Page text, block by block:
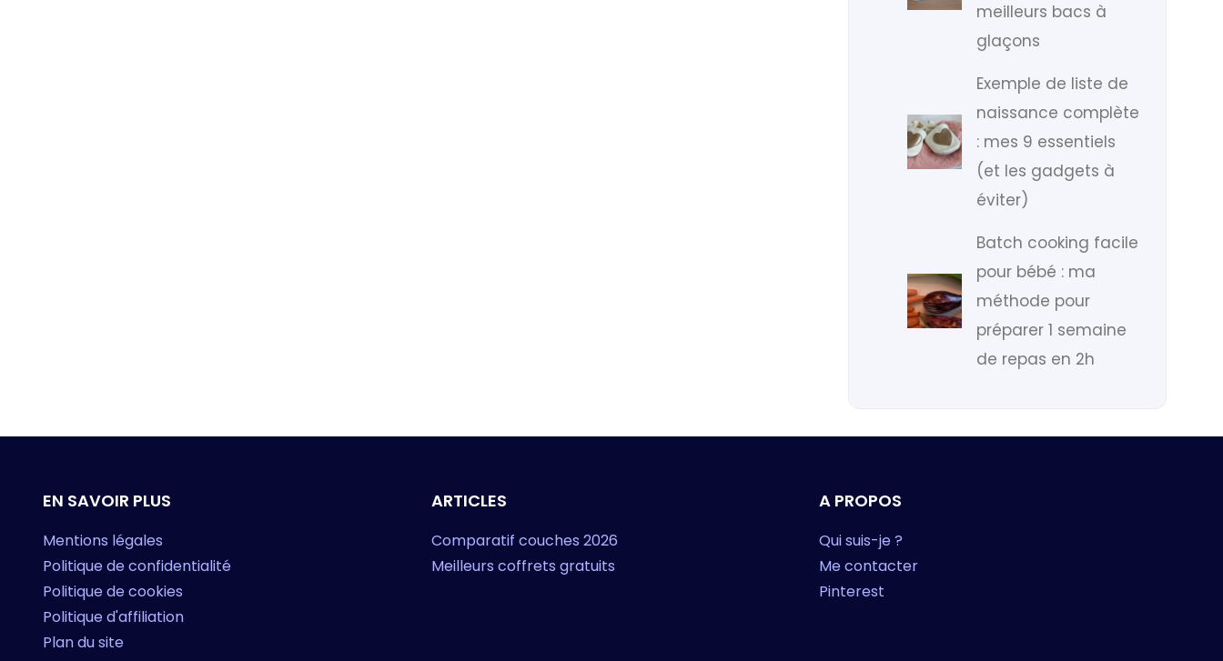
meilleurs bacs à
glaçons
Exemple de liste de
naissance complète
: mes 9 essentiels
(et les gadgets à
éviter)
Batch cooking facile
pour bébé : ma
méthode pour
préparer 1 semaine
de repas en 2h
EN SAVOIR PLUS
Mentions légales
Politique de confidentialité
Politique de cookies
Politique d'affiliation
Plan du site
ARTICLES
Comparatif couches 2026
Meilleurs coffrets gratuits
A PROPOS
Qui suis-je ?
Me contacter
Pinterest